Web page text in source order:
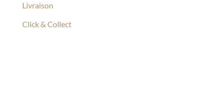
Livraison
Click & Collect